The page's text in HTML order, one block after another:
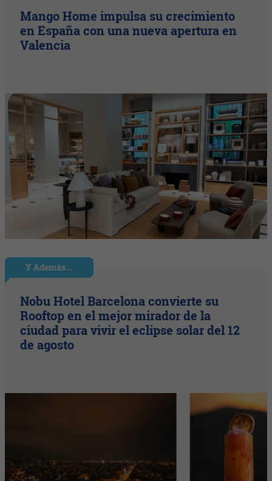
Mango Home impulsa su crecimiento
en España con una nueva apertura en
Valencia
Y Además...
Nobu Hotel Barcelona convierte su
Rooftop en el mejor mirador de la
ciudad para vivir el eclipse solar del 12
de agosto